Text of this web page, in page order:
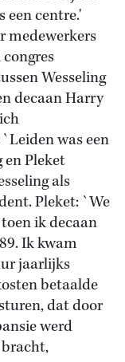
een centre.'
medewerkers
Wesseling
decaan Harry
was een
en Pleket
als
Pleket: `We
ik decaan
Ik kwam
jaarlijks
betaalde
dat door
werd